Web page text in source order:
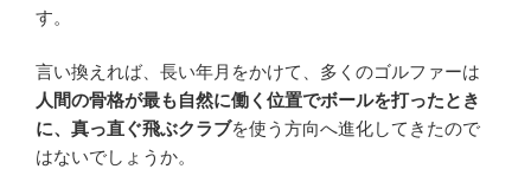
す。
言い換えれば、長い年月をかけて、多くのゴルファーは
人間の骨格が最も自然に働く位置でボールを打ったとき
に、真っ直ぐ飛ぶクラブを使う方向へ進化してきたので
はないでしょうか。